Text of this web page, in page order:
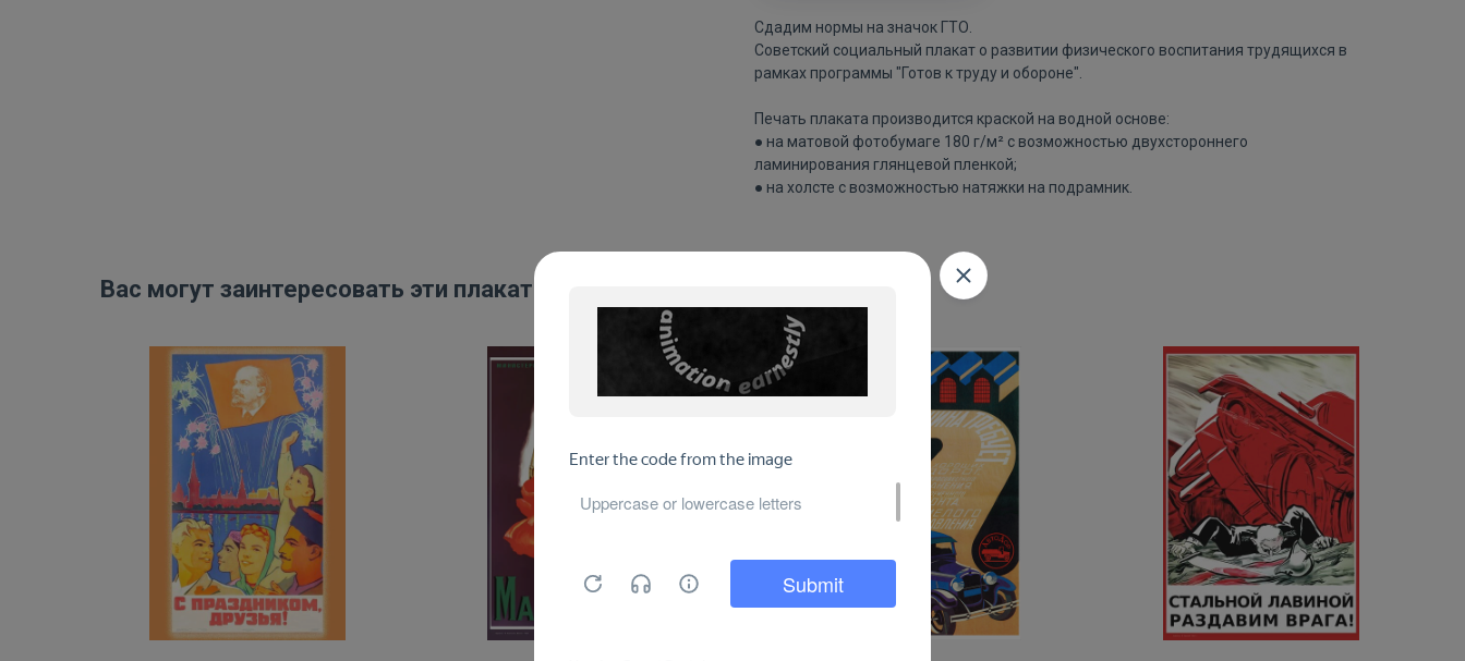
Сдадим нормы на значок ГТО.
Советский социальный плакат о развитии физического воспитания трудящихся в
рамках программы "Готов к труду и обороне".
Печать плаката производится краской на водной основе:
● на матовой фотобумаге 180 г/м² с возможностью двухстороннего
ламинирования глянцевой пленкой;
● на холсте с возможностью натяжки на подрамник.
Вас могут заинтересовать эти плакаты: